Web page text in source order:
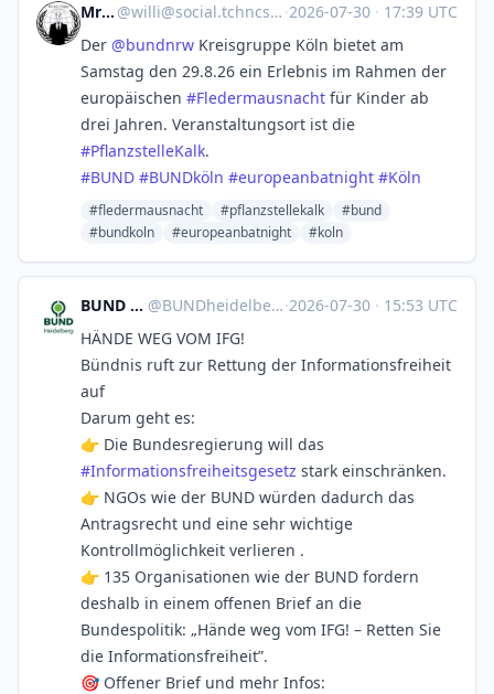
Mrco @willi@social.tchncs.de ·2026-07-30 · 17:39 UTC
Der @bundnrw Kreisgruppe Köln bietet am
Samstag den 29.8.26 ein Erlebnis im Rahmen der
europäischen #Fledermausnacht für Kinder ab
drei Jahren. Veranstaltungsort ist die
#PflanzstelleKalk.
#BUND #BUNDköln #europeanbatnight #Köln
#fledermausnacht #pflanzstellekalk
#bund
#bundkoln
#europeanbatnight #koln
BUND Heidelberg @BUNDheidelberg@mastodon.social ·2026-07-30 · 15:53 UTC
HÄNDE WEG VOM IFG!
Bündnis ruft zur Rettung der Informationsfreiheit
auf
Darum geht es:
👉 Die Bundesregierung will das
#Informationsfreiheitsgesetz stark einschränken.
👉 NGOs wie der BUND würden dadurch das
Antragsrecht und eine sehr wichtige
Kontrollmöglichkeit verlieren .
👉 135 Organisationen wie der BUND fordern
deshalb in einem offenen Brief an die
Bundespolitik: „Hände weg vom IFG! – Retten Sie
die Informationsfreiheit”.
🎯 Offener Brief und mehr Infos: